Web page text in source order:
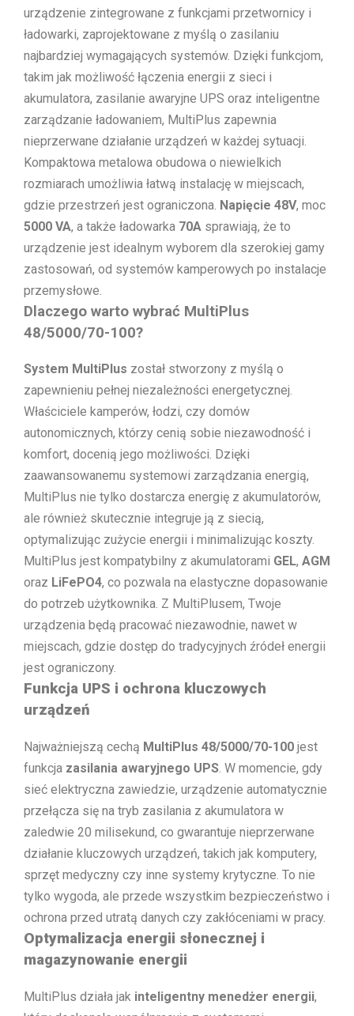
urządzenie zintegrowane z funkcjami przetwornicy i
ładowarki, zaprojektowane z myślą o zasilaniu
najbardziej wymagających systemów. Dzięki funkcjom,
takim jak możliwość łączenia energii z sieci i
akumulatora, zasilanie awaryjne UPS oraz inteligentne
zarządzanie ładowaniem, MultiPlus zapewnia
nieprzerwane działanie urządzeń w każdej sytuacji.
Kompaktowa metalowa obudowa o niewielkich
rozmiarach umożliwia łatwą instalację w miejscach,
gdzie przestrzeń jest ograniczona. Napięcie 48V, moc
5000 VA, a także ładowarka 70A sprawiają, że to
urządzenie jest idealnym wyborem dla szerokiej gamy
zastosowań, od systemów kamperowych po instalacje
przemysłowe.
Dlaczego warto wybrać MultiPlus
48/5000/70-100?
System MultiPlus został stworzony z myślą o
zapewnieniu pełnej niezależności energetycznej.
Właściciele kamperów, łodzi, czy domów
autonomicznych, którzy cenią sobie niezawodność i
komfort, docenią jego możliwości. Dzięki
zaawansowanemu systemowi zarządzania energią,
MultiPlus nie tylko dostarcza energię z akumulatorów,
ale również skutecznie integruje ją z siecią,
optymalizując zużycie energii i minimalizując koszty.
MultiPlus jest kompatybilny z akumulatorami GEL, AGM
oraz LiFePO4, co pozwala na elastyczne dopasowanie
do potrzeb użytkownika. Z MultiPlusem, Twoje
urządzenia będą pracować niezawodnie, nawet w
miejscach, gdzie dostęp do tradycyjnych źródeł energii
jest ograniczony.
Funkcja UPS i ochrona kluczowych
urządzeń
Najważniejszą cechą MultiPlus 48/5000/70-100 jest
funkcja zasilania awaryjnego UPS. W momencie, gdy
sieć elektryczna zawiedzie, urządzenie automatycznie
przełącza się na tryb zasilania z akumulatora w
zaledwie 20 milisekund, co gwarantuje nieprzerwane
działanie kluczowych urządzeń, takich jak komputery,
sprzęt medyczny czy inne systemy krytyczne. To nie
tylko wygoda, ale przede wszystkim bezpieczeństwo i
ochrona przed utratą danych czy zakłóceniami w pracy.
Optymalizacja energii słonecznej i
magazynowanie energii
MultiPlus działa jak inteligentny menedżer energii,